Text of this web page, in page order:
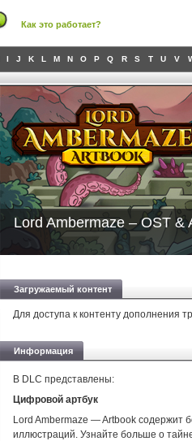
Как это работает?
I J K L M N O P Q R S T U V
Lord Ambermaze – OST &
Загружаемый контент
Для доступа к контенту дополнения
Информация
В DLC представлены:
Цифровой артбук
Lord Ambermaze — Artbook содержит
иллюстраций. Узнайте больше о